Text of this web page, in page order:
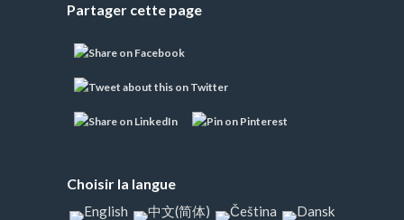
Partager cette page
Choisir la langue